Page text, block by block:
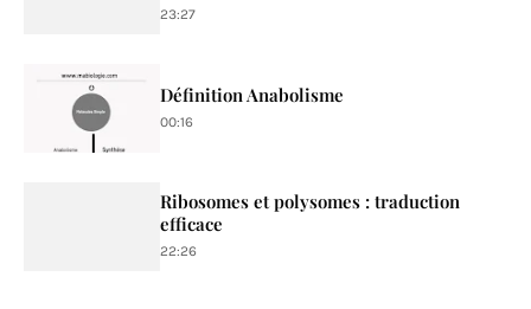
23:27
Définition Anabolisme
00:16
Ribosomes et polysomes : traduction
efficace
22:26